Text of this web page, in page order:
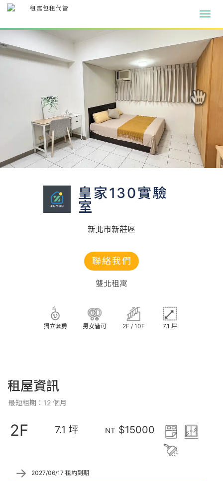
皇家130實驗
室
新北市新莊區
聯絡我們
雙北租寓
獨立套房 男女皆可 2F / 10F 7.1 坪
租屋資訊
最短租期：12 個月
2F 7.1 坪 NT $15000
→ 2027/06/17 租約到期